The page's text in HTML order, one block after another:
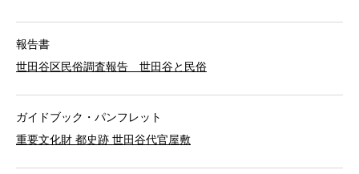
報告書
世田谷区民俗調査報告 世田谷と民俗
ガイドブック・パンフレット
重要文化財 都史跡 世田谷代官屋敷